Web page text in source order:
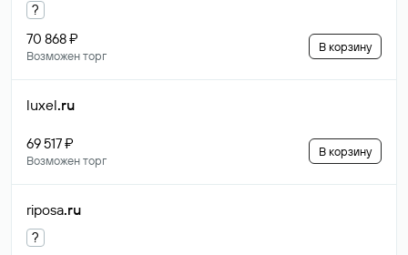
?
70 868 ₽
Возможен торг
В корзину
luxel.ru
69 517 ₽
Возможен торг
В корзину
riposa.ru
?